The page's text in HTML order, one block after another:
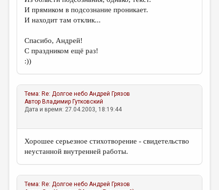
И прямиком в подсознание проникает.
И находит там отклик...
Спасибо, Андрей!
С праздником ещё раз!
:))
Тема: Re: Долгое небо Андрей Грязов
Автор Владимир Гутковский
Дата и время: 27.04.2003, 18:19:44
Хорошее серьезное стихотворение - свидетельство
неустанной внутренней работы.
Тема: Re: Долгое небо Андрей Грязов